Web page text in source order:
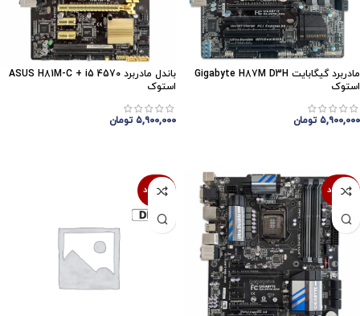
مادربرد گیگابایت Gigabyte H87M D3H
استوک
۵,۹۰۰,۰۰۰ تومان
باندل مادربرد ASUS H81M-C + i5 4570
استوک
۵,۹۰۰,۰۰۰ تومان
ناموجود ناموجود